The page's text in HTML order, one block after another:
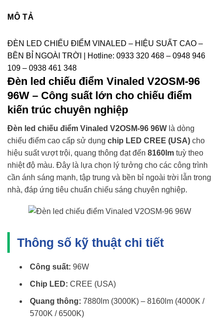
MÔ TẢ
ĐÈN LED CHIẾU ĐIỂM VINALED – HIỆU SUẤT CAO –
BỀN BỈ NGOÀI TRỜI | Hotline: 0933 320 468 – 0948 946
109 – 0938 461 348
Đèn led chiếu điểm Vinaled V2OSM-96
96W – Công suất lớn cho chiếu điểm
kiến trúc chuyên nghiệp
Đèn led chiếu điểm Vinaled V2OSM-96 96W là dòng
chiếu điểm cao cấp sử dụng chip LED CREE (USA) cho
hiệu suất vượt trội, quang thông đạt đến 8160lm tuỳ theo
nhiệt độ màu. Đây là lựa chọn lý tưởng cho các công trình
cần ánh sáng mạnh, tập trung và bền bỉ ngoài trời lẫn trong
nhà, đáp ứng tiêu chuẩn chiếu sáng chuyên nghiệp.
Thông số kỹ thuật chi tiết
Công suất: 96W
Chip LED: CREE (USA)
Quang thông: 7880lm (3000K) – 8160lm (4000K /
5700K / 6500K)